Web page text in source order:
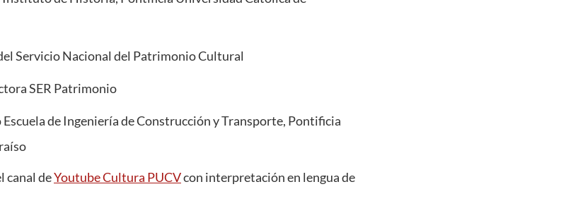
Servicio Nacional del Patrimonio Cultural
SER Patrimonio
Escuela de Ingeniería de Construcción y Transporte, Pontificia
canal deYoutube Cultura PUCVcon interpretación en lengua de